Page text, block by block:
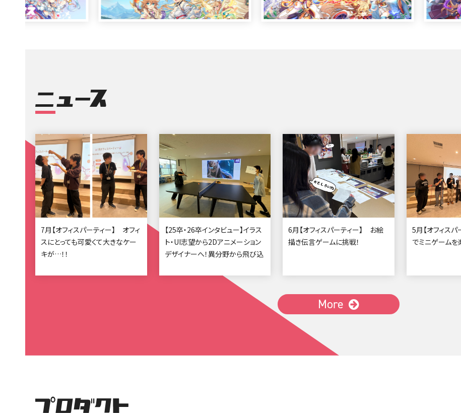
7月【オフィスパーティー】 オフィ
スにとっても可愛くて大きなケー
キが…！！
【25卒・26卒インタビュー】イラス
ト・UI志望から2Dアニメーション
デザイナーへ！異分野から飛び込
6月【オフィスパーティー】 お絵
描き伝言ゲームに挑戦！
5月【オフィスパ
でミニゲームを
More